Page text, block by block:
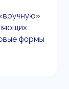
формы